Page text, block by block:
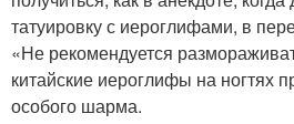
татуировку с иероглифами, в
«Не рекомендуется
китайские иероглифы на ногтях
особого шарма.